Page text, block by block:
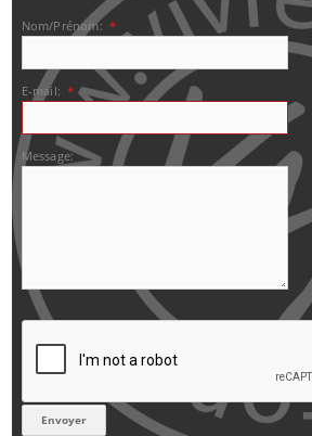
Nom/Prénom: *
E-mail: *
Message: